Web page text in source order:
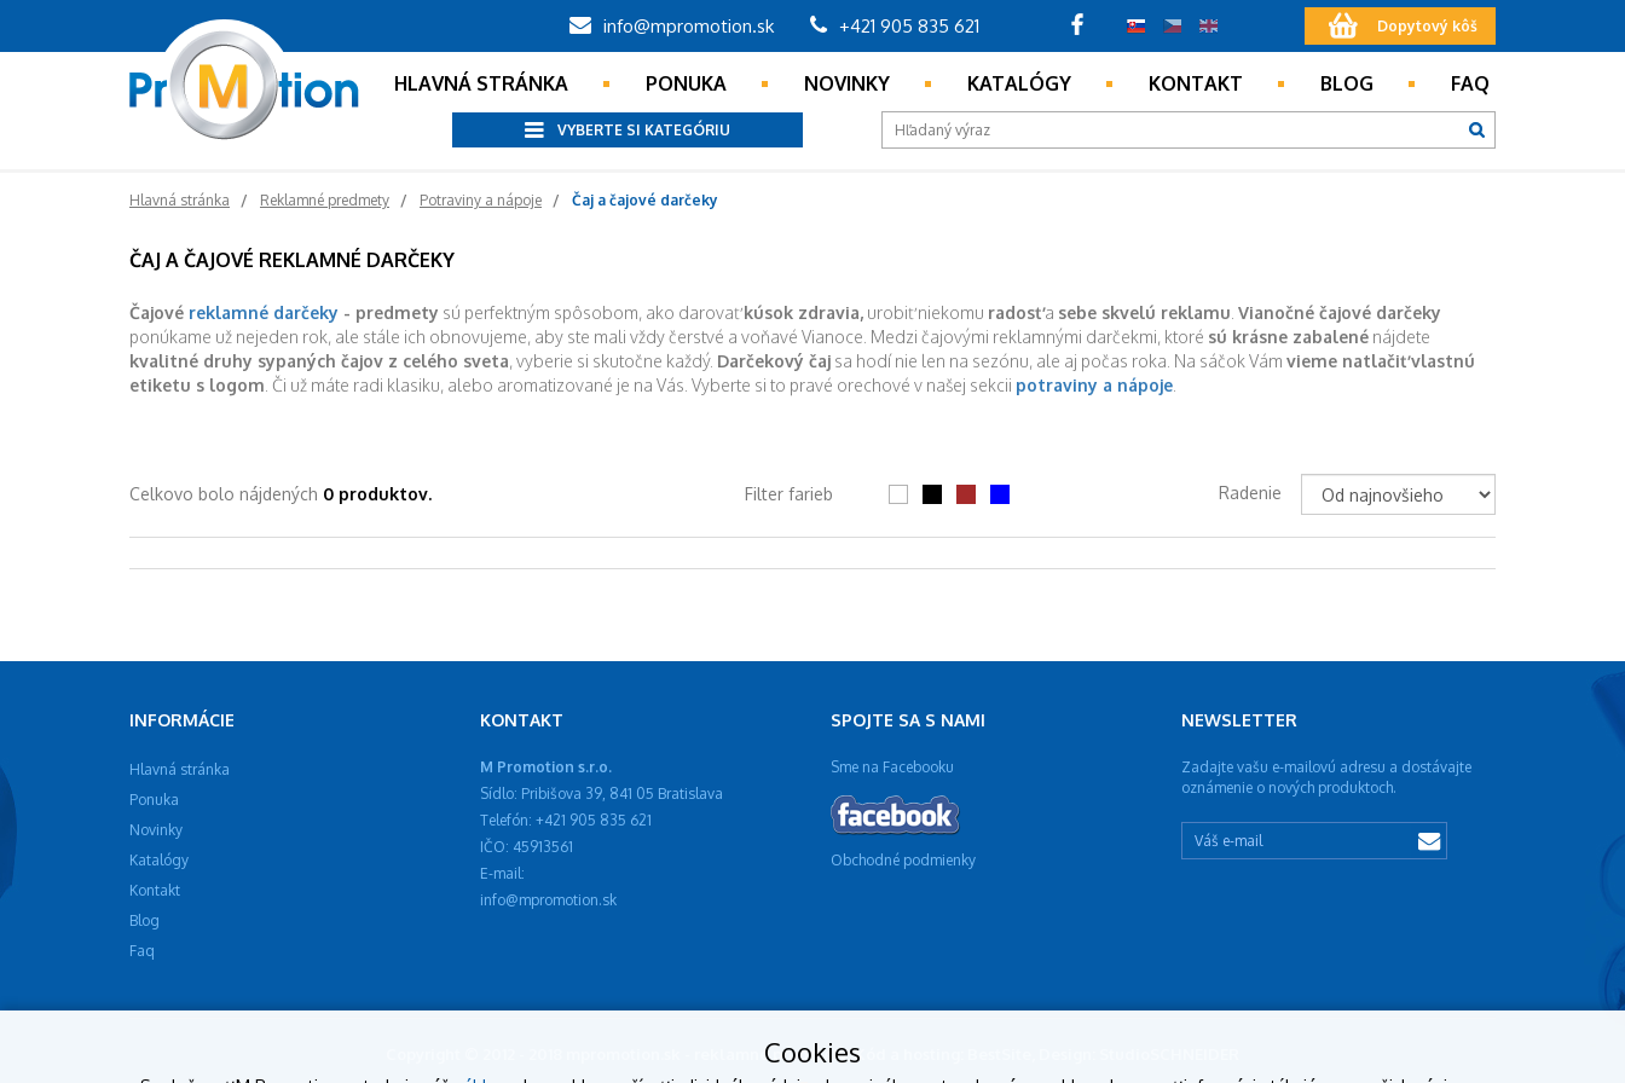
Dopytový kôš
info@mpromotion.sk +421 905 835 621
HLAVNÁ STRÁNKA PONUKA NOVINKY KATALÓGY KONTAKT BLOG FAQ
VYBERTE SI KATEGÓRIU
Hlavná stránka Reklamné predmety Potraviny a nápoje Čaj a čajové darčeky
ČAJ A ČAJOVÉ REKLAMNÉ DARČEKY
Čajové reklamné darčeky - predmety sú perfektným spôsobom, ako darovaťkúsok zdravia, urobiť niekomu radosťa sebe skvelú reklamu Vianočné čajové darčeky
ponúkame už nejeden rok, ale stále ich obnovujeme, aby ste mali vždy čerstvé a voňavé Vianoce. Medzi čajovými reklamnými darčekmi, ktoré sú krásne zabalené nájdete
kvalitné druhy sypaných čajov z celého sveta, vyberie si skutočne každý. Darčekový čaj sa hodí nie len na sezónu, ale aj počas roka. Na sáčok Vám vieme natlačiť vlastnú
etiketu s logom . Či už máte radi klasiku, alebo aromatizované je na Vás. Vyberte si to pravé orechové v našej sekcii potraviny a nápoje
Celkovo bolo nájdených 0 produktov. Filter farieb Radenie
INFORMÁCIE
Hlavná stránka
Ponuka
Novinky
Katalógy
Kontakt
Blog
Faq
KONTAKT
M Promotion s.r.o.
Sídlo: Pribišova 39, 841 05 Bratislava
Telefón: +421 905 835 621
IČO: 45913561
E-mail:
info@mpromotion.sk
SPOJTE SA S NAMI
Sme na Facebooku
Obchodné podmienky
NEWSLETTER
Zadajte vašu e-mailovú adresu a dostávajte
oznámenie o nových produktoch.
Copyright © 2012 - 2018 mpromotion.sk - reklamné predmety, Kód a hosting: BestSite, Design: StudioSCHNEIDER
Cookies